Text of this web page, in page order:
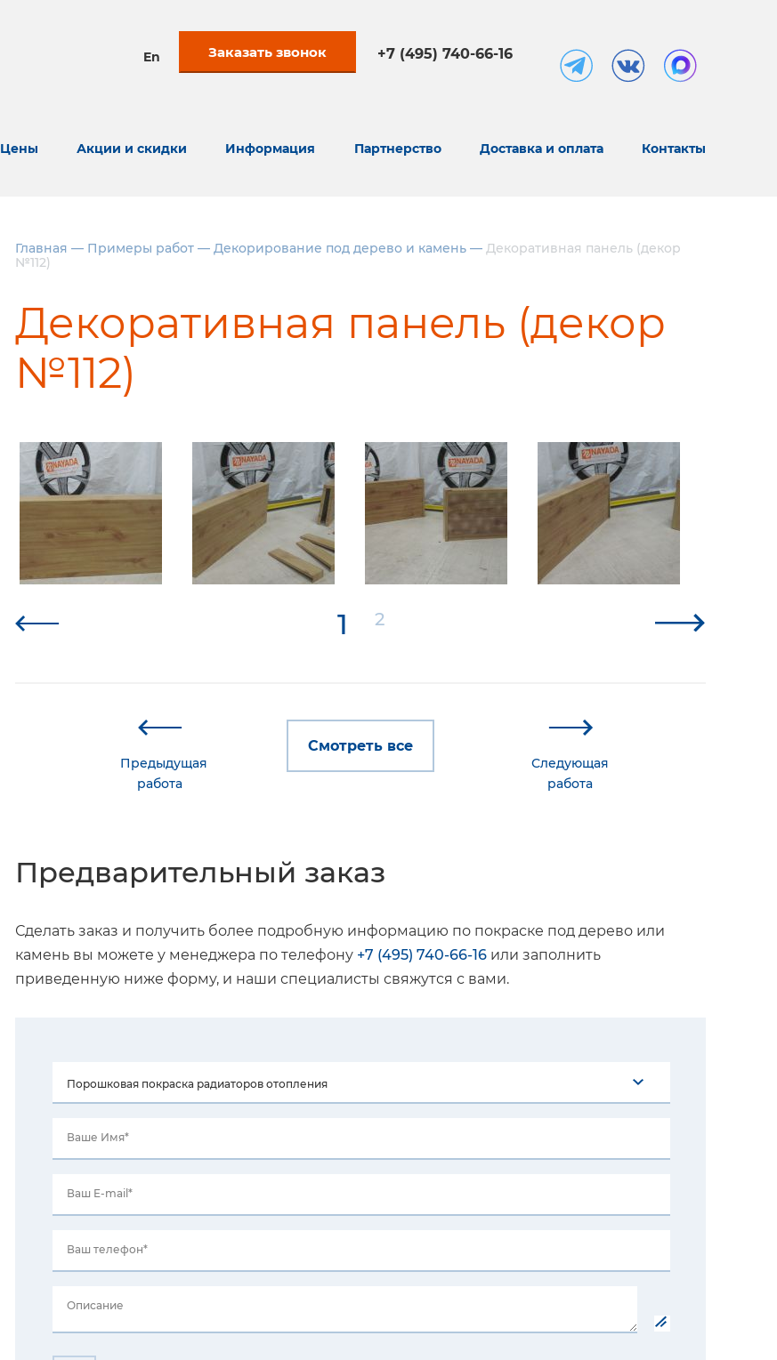
En Заказать звонок +7 (495) 740-66-16
Цены Акции и скидки Информация Партнерство Доставка и оплата Контакты
Главная — Примеры работ — Декорирование под дерево и камень — Декоративная панель (декор
№112)
Декоративная панель (декор
№112)
1 2
Предыдущая
работа
Смотреть все
Следующая
работа
Предварительный заказ
Сделать заказ и получить более подробную информацию по покраске под дерево или
камень вы можете у менеджера по телефону +7 (495) 740-66-16 или заполнить
приведенную ниже форму, и наши специалисты свяжутся с вами.
Ваше Имя*
Ваш E-mail*
Ваш телефон*
Описание